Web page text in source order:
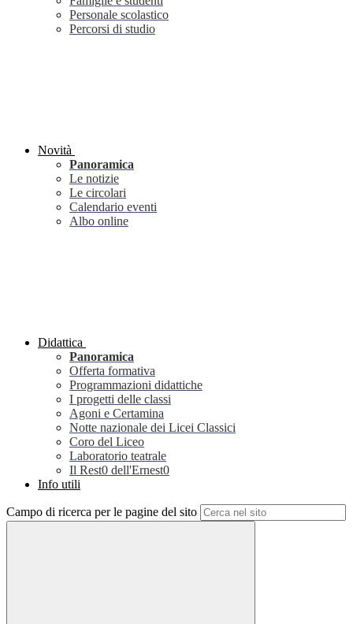
Personale scolastico
Percorsi di studio
Novità
Panoramica
Le notizie
Le circolari
Calendario eventi
Albo online
Didattica
Panoramica
Offerta formativa
Programmazioni didattiche
I progetti delle classi
Agoni e Certamina
Notte nazionale dei Licei Classici
Coro del Liceo
Laboratorio teatrale
Il Rest0 dell'Ernest0
Info utili
Campo di ricerca per le pagine del sito